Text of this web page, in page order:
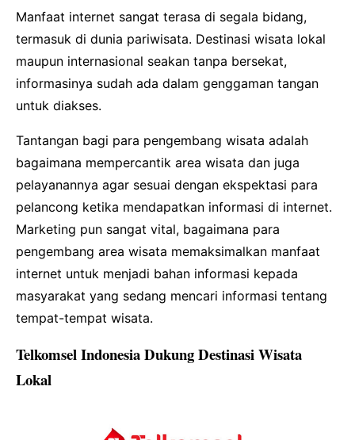
Manfaat internet sangat terasa di segala bidang,
termasuk di dunia pariwisata. Destinasi wisata lokal
maupun internasional seakan tanpa bersekat,
informasinya sudah ada dalam genggaman tangan
untuk diakses.
Tantangan bagi para pengembang wisata adalah
bagaimana mempercantik area wisata dan juga
pelayanannya agar sesuai dengan ekspektasi para
pelancong ketika mendapatkan informasi di internet.
Marketing pun sangat vital, bagaimana para
pengembang area wisata memaksimalkan manfaat
internet untuk menjadi bahan informasi kepada
masyarakat yang sedang mencari informasi tentang
tempat-tempat wisata.
Telkomsel Indonesia Dukung Destinasi Wisata
Lokal